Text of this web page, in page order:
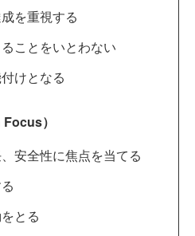
を重視する
ことをいとわない
けとなる
）
安全性に焦点を当てる
とる